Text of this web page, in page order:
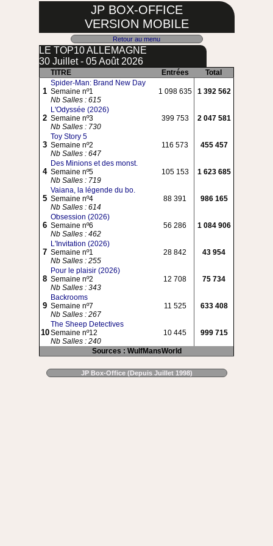
JP BOX-OFFICE
VERSION MOBILE
Retour au menu
LE TOP10 ALLEMAGNE
30 Juillet - 05 Août 2026
TITRE Entrées Total
1
Spider-Man: Brand New Day
Semaine nº1
Nb Salles : 615
1 098 635 1 392 562
2
L'Odyssée (2026)
Semaine nº3
Nb Salles : 730
399 753 2 047 581
3
Toy Story 5
Semaine nº2
Nb Salles : 647
116 573 455 457
4
Des Minions et des monst.
Semaine nº5
Nb Salles : 719
105 153 1 623 685
5
Vaiana, la légende du bo.
Semaine nº4
Nb Salles : 614
88 391 986 165
6
Obsession (2026)
Semaine nº6
Nb Salles : 462
56 286 1 084 906
7
L'Invitation (2026)
Semaine nº1
Nb Salles : 255
28 842 43 954
8
Pour le plaisir (2026)
Semaine nº2
Nb Salles : 343
12 708 75 734
9
Backrooms
Semaine nº7
Nb Salles : 267
11 525 633 408
10
The Sheep Detectives
Semaine nº12
Nb Salles : 240
10 445 999 715
Sources : WulfMansWorld
JP Box-Office (Depuis Juillet 1998)